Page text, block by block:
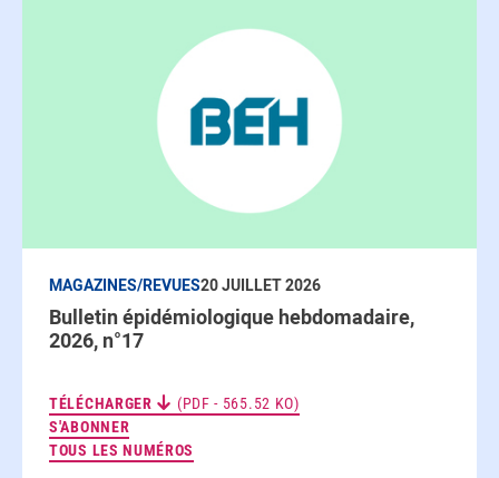
MAGAZINES/REVUES20 JUILLET 2026
Bulletin épidémiologique hebdomadaire,
2026, n°17
TÉLÉCHARGER
(PDF - 565.52 KO)
S'ABONNERAUX NEWSLETTERS
TOUS LES NUMÉROS